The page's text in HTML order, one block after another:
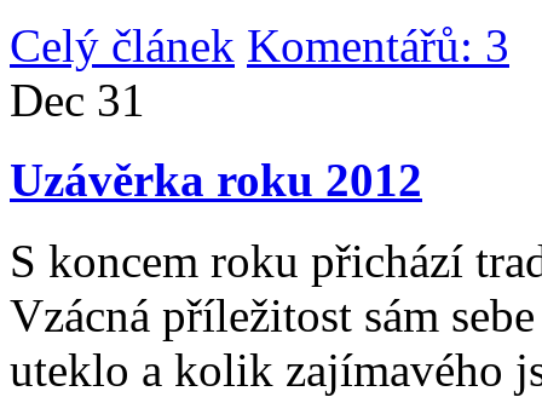
Celý článek Komentářů: 3
Dec 31
Uzávěrka roku 2012
S koncem roku přichází
Vzácná příležitost sám
uteklo a kolik zajímavého